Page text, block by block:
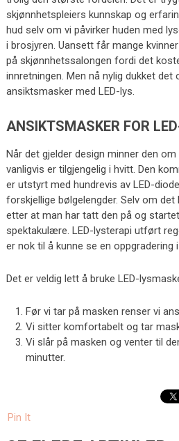
skjønnhetspleiers kunnskap og
hud selv om vi påvirker huden med
i brosjyren. Uansett får mange
på skjønnhetssalongen fordi det
innretningen. Men nå nylig dukket det
ansiktsmasker med LED-lys.
ANSIKTSMASKER FOR
Når det gjelder design minner den
vanligvis er tilgjengelig i hvitt. Den
er utstyrt med hundrevis av LED-
forskjellige bølgelengder. Selv om
etter at man har tatt den på og
spektakulære. LED-lysterapi utført
er nok til å kunne se en oppgradering
Det er veldig lett å bruke LED-
Før vi tar på masken renser vi
Vi sitter komfortabelt og tar
Vi slår på masken og venter til
minutter.
Pin It